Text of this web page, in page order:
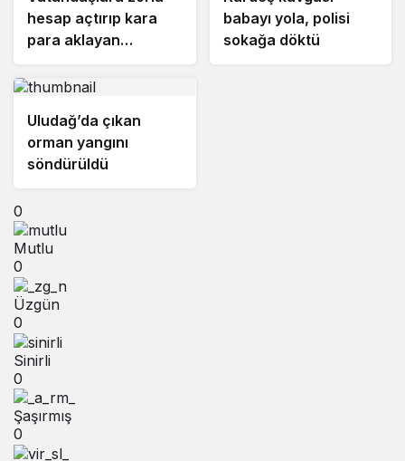
hesap açtırıp kara
para aklayan
babayı yola, polisi
sokağa döktü
Uludağ’da çıkan
orman yangını
söndürüldü
0
Mutlu
0
Üzgün
0
Sinirli
0
Şaşırmış
0